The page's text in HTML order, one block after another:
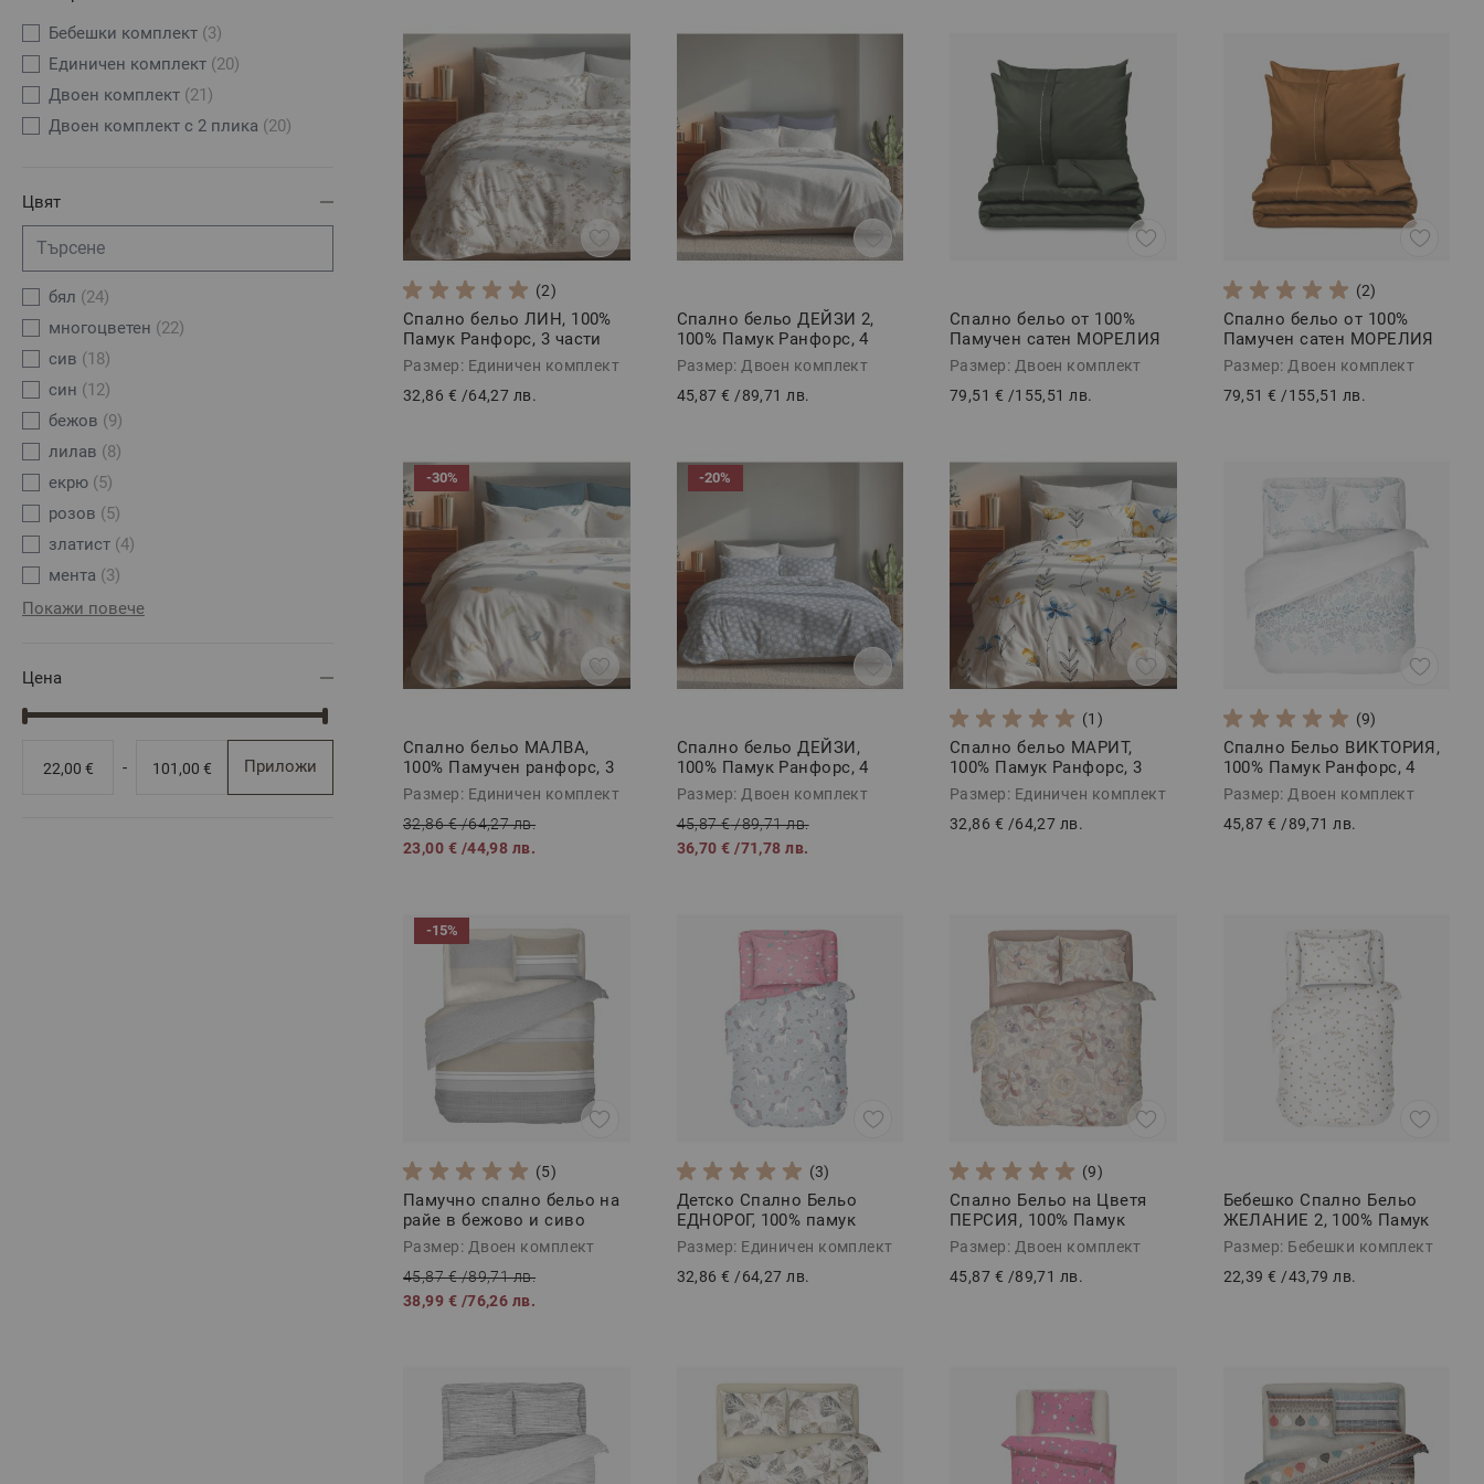
Бебешки комплект (3)
Единичен комплект (20)
Двоен комплект (21)
Двоен комплект с 2 плика (20)
Цвят
бял (24)
многоцвeтен (22)
сив (18)
син (12)
бежов (9)
лилав (8)
екрю (5)
розов (5)
златист (4)
мента (3)
Покажи повече
Цена
22,00 € - 101,00 € Приложи
спално бельо е избор, който съчетава комфорт, стил и функционалност в едно.
(2)
Спално бельо ЛИН, 100%
Памук Ранфорс, 3 части
Размер: Единичен комплект
32,86 € /64,27 лв.
Спално бельо ДЕЙЗИ 2,
100% Памук Ранфорс, 4
части
Размер: Двоен комплект
45,87 € /89,71 лв.
Спално бельо от 100%
Памучен сатен МОРЕЛИЯ
ХЪНТЪР, 4 части
Размер: Двоен комплект
79,51 € /155,51 лв.
(2)
Спално бельо от 100%
Памучен сатен МОРЕЛИЯ
АНТИК, 4 части
Размер: Двоен комплект
79,51 € /155,51 лв.
-30%
Спално бельо МАЛВА,
100% Памучен ранфорс, 3
части
Размер: Единичен комплект
32,86 €/64,27 лв.
23,00 € /44,98 лв.
-20%
Спално бельо ДЕЙЗИ,
100% Памук Ранфорс, 4
части
Размер: Двоен комплект
45,87 €/89,71 лв.
36,70 € /71,78 лв.
(1)
Спално бельо МАРИТ,
100% Памук Ранфорс, 3
части
Размер: Единичен комплект
32,86 € /64,27 лв.
(9)
Спално Бельо ВИКТОРИЯ,
100% Памук Ранфорс, 4
части
Размер: Двоен комплект
45,87 € /89,71 лв.
-15%
(5)
Памучно спално бельо на
райе в бежово и сиво
НОРТ, 4 части
Размер: Двоен комплект
45,87 €/89,71 лв.
38,99 € /76,26 лв.
(3)
Детско Спално Бельо
ЕДНОРОГ, 100% памук
Ранфорс, 3 части
Размер: Единичен комплект
32,86 € /64,27 лв.
(9)
Спално Бельо на Цветя
ПЕРСИЯ, 100% Памук
Ранфорс, 4 части
Размер: Двоен комплект
45,87 € /89,71 лв.
Бебешко Спално Бельо
ЖЕЛАНИЕ 2, 100% Памук
Ранфорс
Размер: Бебешки комплект
22,39 € /43,79 лв.